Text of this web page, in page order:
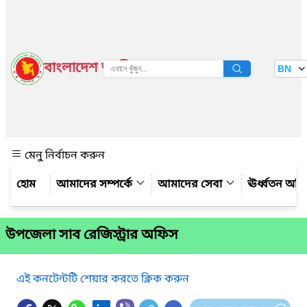
বাংলাদেশ জাতীয় তথ্য বাতায়ন BN
মেনু নির্বাচন করুন
আমাদের সম্পর্কে
আমাদের সেবা ঊর্ধ্বতন
উপজেলা সাব রেজিস্ট্রার অফিস
এই কনটেন্টটি শেয়ার করতে ক্লিক করুন